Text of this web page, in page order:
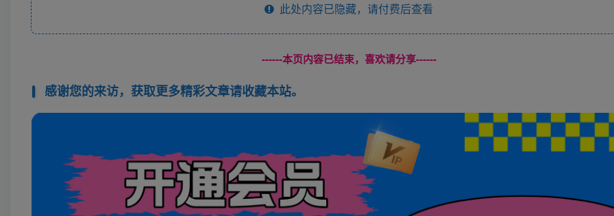
此处内容已隐藏，请付费后查看
------本页内容已结束，喜欢请分享------
感谢您的来访，获取更多精彩文章请收藏本站。